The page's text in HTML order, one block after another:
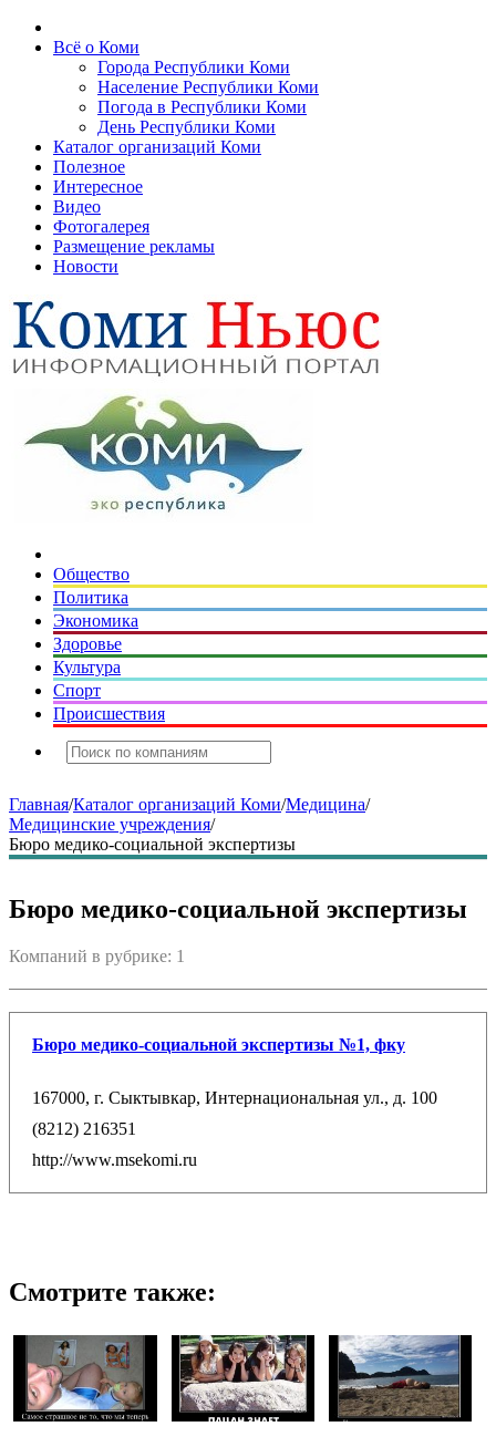
Всё о Коми
Города Республики Коми
Население Республики Коми
Погода в Республики Коми
День Республики Коми
Каталог организаций Коми
Полезное
Интересное
Видео
Фотогалерея
Размещение рекламы
Новости
Общество
Политика
Экономика
Здоровье
Культура
Спорт
Происшествия
Главная/Каталог организаций Коми/Медицина/
Медицинские учреждения/
Бюро медико-социальной экспертизы
Бюро медико-социальной экспертизы
Компаний в рубрике: 1
Бюро медико-социальной экспертизы №1, фку
167000, г. Сыктывкар, Интернациональная ул., д. 100
(8212) 216351
http://www.msekomi.ru
Смотрите также: